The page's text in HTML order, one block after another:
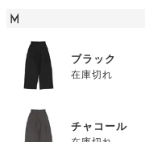
M
ブラック
在庫切れ
チャコール